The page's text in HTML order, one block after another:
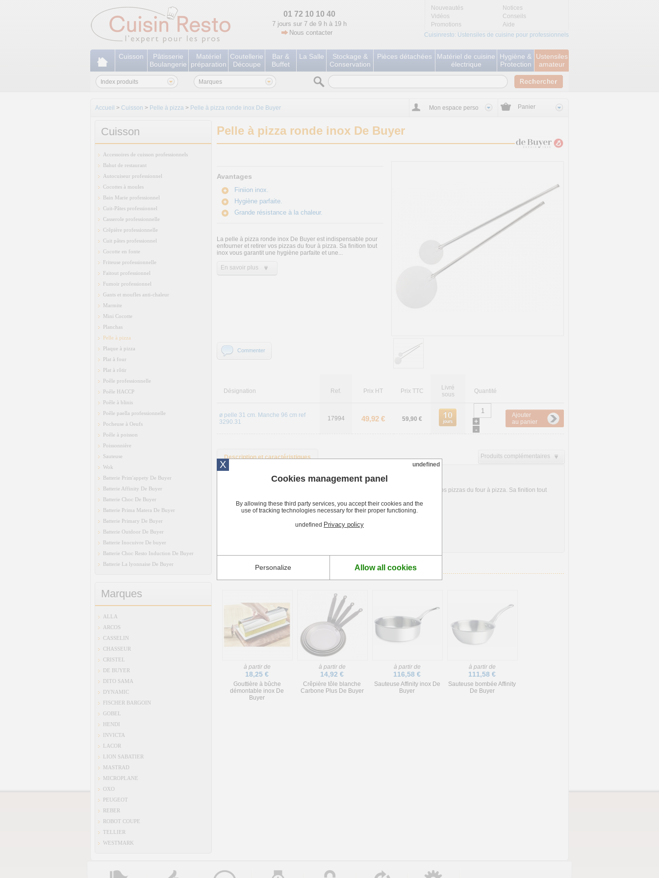
01 72 10 10 40
7 jours sur 7 de 9 h à 19 h
Nous contacter
Nouveautés
Notices
Vidéos
Conseils
Promotions
Aide
Cuisinresto: Ustensiles de cuisine pour professionnels
Cuisson
Pâtisserie
Boulangerie
Matériel
préparation
Coutellerie
Découpe
Bar &
Buffet
La Salle
Stockage &
Conservation
Pièces détachées
Matériel de cuisine
électrique
Hygiène &
Protection
Ustensiles
amateur
Marques
Index produits
Accueil > Cuisson > Pelle à pizza > Pelle à pizza ronde inox De Buyer Mon espace perso Panier
Cuisson
Accessoires de cuisson professionnels
Bahut de restaurant
Autocuiseur professionnel
Cocottes à moules
Bain Marie professionnel
Cuit-Pâtes professionnel
Casserole professionnelle
Crêpière professionnelle
Cuit pâtes professionnel
Cocotte en fonte
Friteuse professionnelle
Faitout professionnel
Fumoir professionnel
Gants et moufles anti-chaleur
Marmite
Mini Cocotte
Planchas
Pelle à pizza
Plaque à pizza
Plat à four
Plat à rôtir
Poêle professionnelle
Poêle HACCP
Poêle à blinis
Poêle paella professionnelle
Pocheuse à Oeufs
Poêle à poisson
Poissonnière
Sauteuse
Wok
Batterie Prim'appety De Buyer
Batterie Affinity De Buyer
Batterie Choc De Buyer
Batterie Prima Matera De Buyer
Batterie Primary De Buyer
Batterie Outdoor De Buyer
Batterie Inocuivre De buyer
Batterie Choc Resto Induction De Buyer
Batterie La lyonnaise De Buyer
Marques
ALLA
ARCOS
CASSELIN
CHASSEUR
CRISTEL
DE BUYER
DITO SAMA
DYNAMIC
FISCHER BARGOIN
GOBEL
HENDI
INVICTA
LACOR
LION SABATIER
MASTRAD
MICROPLANE
OXO
PEUGEOT
REBER
ROBOT COUPE
TELLIER
WESTMARK
Pelle à pizza ronde inox De Buyer
Avantages
Finiion inox.
Hygiène parfaite.
Grande résistance à la chaleur.
La pelle à pizza ronde inox De Buyer est indispensable pour
enfourner et retirer vos pizzas du four à pizza. Sa finition tout
inox vous garantit une hygiène parfaite et une...
En savoir plus
Commenter
Désignation Ref. Prix HT Prix TTC
Livré
sous
Quantité
ø pelle 31 cm. Manche 96 cm ref
3290.31
17994 49,92 € 59,90 €
+
-
Ajouter
au panier
Description et caractéristiques Produits complémentaires
Description Pelle à pizza ronde inox De Buyer
La pelle à pizza ronde inox De Buyer est indispensable pour enfourner et retirer vos pizzas du four à pizza. Sa finition tout
Caractéristiques Pelle à pizza ronde inox De Buyer
Pelle inox. Manche inox tube rond.
à partir de
18,25 €
Gouttière à bûche
démontable inox De
Buyer
à partir de
14,92 €
Crêpière tôle blanche
Carbone Plus De Buyer
à partir de
116,58 €
Sauteuse Affinity inox De
Buyer
à partir de
111,58 €
Sauteuse bombée Affinity
De Buyer
X undefined
Cookies management panel
By allowing these third party services, you accept their cookies and the
use of tracking technologies necessary for their proper functioning.
undefined Privacy policy
Personalize Allow all cookies